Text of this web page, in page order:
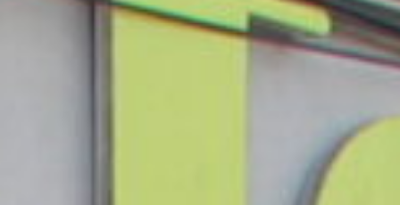
Les producteurs de terroir
Sur le pouce
Musée de la Céramique de Desvres